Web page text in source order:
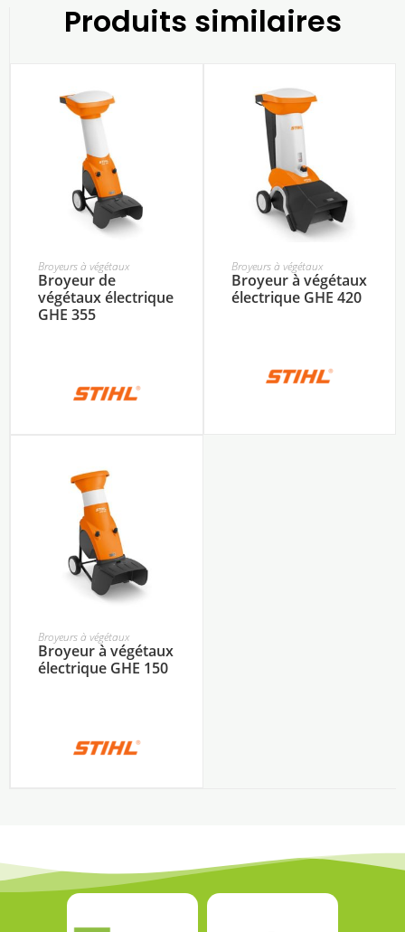
Produits similaires
Broyeurs à végétaux
Broyeur de
végétaux électrique
GHE 355
Broyeurs à végétaux
Broyeur à végétaux
électrique GHE 420
Broyeurs à végétaux
Broyeur à végétaux
électrique GHE 150